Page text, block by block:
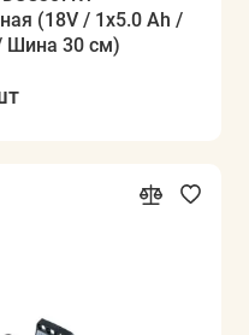
(18V / 1х5.0 Ah /
Шина 30 см)